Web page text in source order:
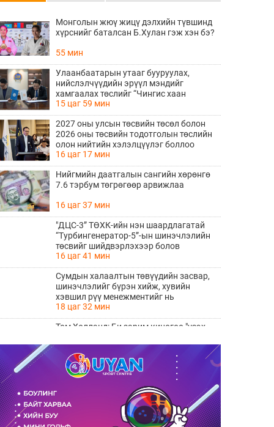
Монголын жюү жицү дэлхийн түвшинд
хүрснийг баталсан Б.Хулан гэж хэн бэ?
55 мин
Улаанбаатарын утааг бууруулах,
нийслэлчүүдийн эрүүл мэндийг
хамгаалах төслийг “Чингис хаан
баялгийн сан нэгдэл” ХХК-тай хамтран
хэрэгжүүлнэ
15 цаг 59 мин
2027 оны улсын төсвийн төсөл болон
2026 оны төсвийн тодотголын төслийн
олон нийтийн хэлэлцүүлэг боллоо
16 цаг 17 мин
Нийгмийн даатгалын сангийн хөрөнгө
7.6 тэрбум төгрөгөөр арвижлаа
16 цаг 37 мин
"ДЦС-3” ТӨХК-ийн нэн шаардлагатай
“Турбингенератор-5”-ын шинэчлэлийн
төсвийг шийдвэрлэхээр болов
16 цаг 41 мин
Сумдын халаалтын төвүүдийн засвар,
шинэчлэлийг бүрэн хийж, хувийн
хэвшил рүү менежментийг нь
шилжүүлсэн гэдгийг онцоллоо
18 цаг 32 мин
Том Холланд: Би зарим киногоо "үзэх
гэж хэлмээр санагддаг
18 цаг 39 мин
СҮХБААТАР ДҮҮРЭГТ
ҮЙЛДВЭРЛЭВ-2026" ҮЗЭСГЭЛЭН
ҮРГЭЛЖИЛЖ БАЙНА
20 цаг 36 мин